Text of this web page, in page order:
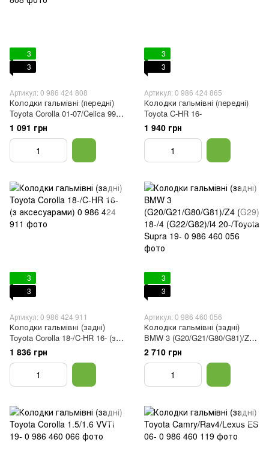
3
3
Артикул: 0 986 424 808
Колодки гальмівні (передні)
Toyota Corolla 01-07/Celica 99-
05
1 091 грн
3
3
Артикул: 0 986 424 865
Колодки гальмівні (передні)
Toyota C-HR 16-
1 940 грн
3
3
Артикул: 0 986 424 911
Колодки гальмівні (задні)
Toyota Corolla 18-/C-HR 16- (з
аксесуарами)
1 836 грн
3
3
Артикул: 0 986 460 056
Колодки гальмівні (задні)
BMW 3 (G20/G21/G80/G81)/Z4
(G29) 18-/4 (G22/G82)/i4
20-/Toyota Supra 19-
2 710 грн